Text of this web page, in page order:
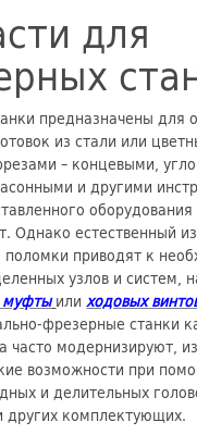
для
предназначены для
из стали или
– концевыми,
и другими
Однако естественный
поломки приводят к
узлов и систем,
муфты илиходовых
фрезерные станки
часто модернизируют,
возможности при
и делительных
других комплектующих.